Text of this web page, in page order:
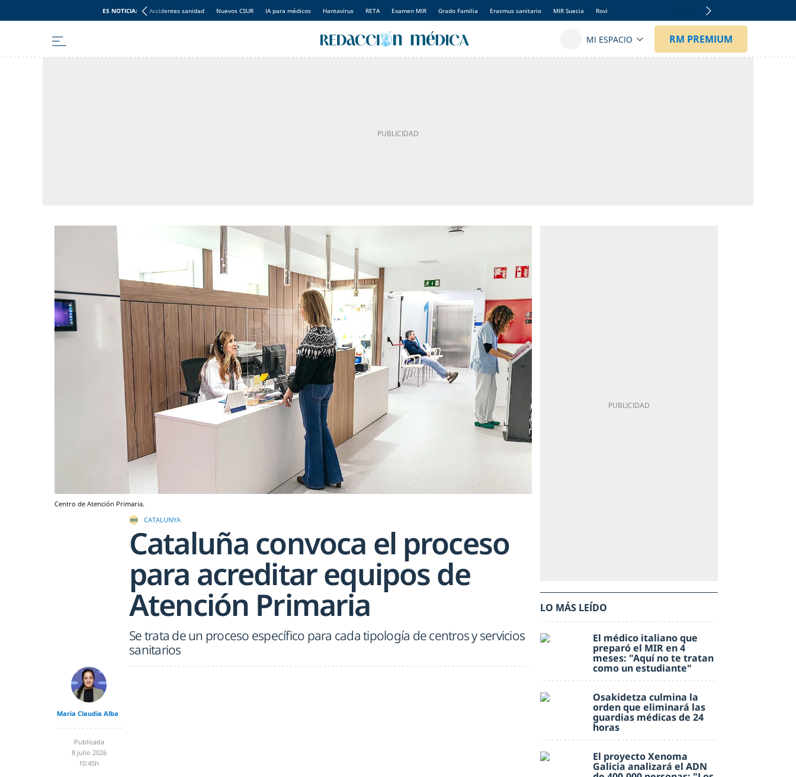
ES NOTICIA: Accidentes sanidad Nuevos CSUR IA para médicos Hantavirus RETA Examen MIR Grado Familia Erasmus sanitario MIR Suecia Rovi
Centro de Atención Primaria.
CATALUNYA
Cataluña convoca el proceso
para acreditar equipos de
Atención Primaria
Se trata de un proceso específico para cada tipología de centros y servicios
sanitarios
Maria Claudia Alba
Publicada
8 julio 2026
10:45h
LO MÁS LEÍDO
El médico italiano que
preparó el MIR en 4
meses: "Aquí no te tratan
como un estudiante"
Osakidetza culmina la
orden que eliminará las
guardias médicas de 24
horas
El proyecto Xenoma
Galicia analizará el ADN